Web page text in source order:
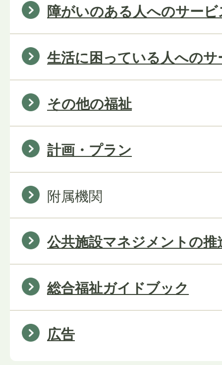
障がいのある人へのサー
生活に困っている人への
その他の福祉
計画・プラン
附属機関
公共施設マネジメントの推
総合福祉ガイドブック
広告